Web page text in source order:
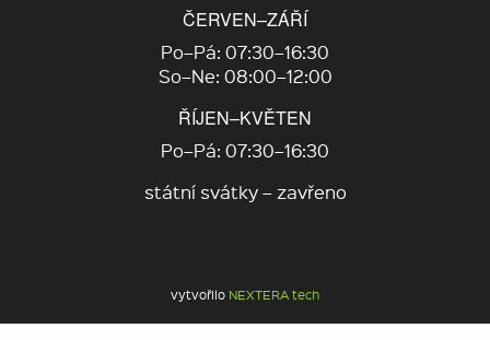
ČERVEN–ZÁŘÍ
Po–Pá: 07:30–16:30
So–Ne: 08:00–12:00
ŘÍJEN–KVĚTEN
Po–Pá: 07:30–16:30
státní svátky – zavřeno
vytvořilo NEXTERA tech